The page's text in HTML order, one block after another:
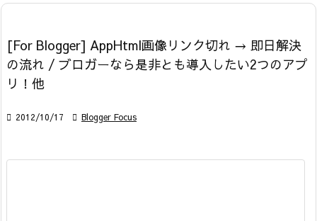
[For Blogger] AppHtml画像リンク切れ → 即日解決
の流れ / ブロガーなら是非とも導入したい2つのアプ
リ！他
 2012/10/17  Blogger Focus